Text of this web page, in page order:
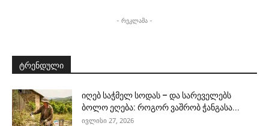
- რეკლამა -
ტრენდული
იღებ საჭმელ სოდას – და სარეველებს
ბოლო ეღება: როგორ ვაშრობ ჭანგასა...
ივლისი 27, 2026